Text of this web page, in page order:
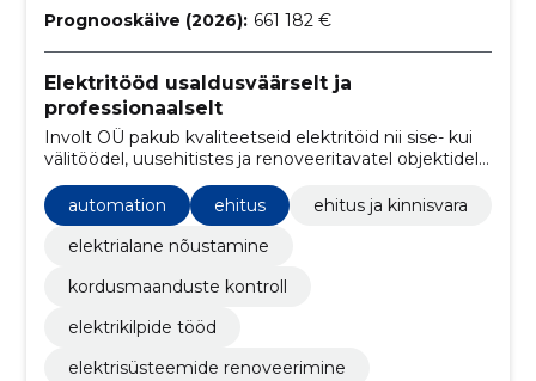
Prognooskäive (2026): 661 182 €
Elektritööd usaldusväärselt ja
professionaalselt
Involt OÜ pakub kvaliteetseid elektritöid nii sise- kui
välitöödel, uusehitistes ja renoveeritavatel objektidel.
Meie missioon on tagada klientidele terviklik ja
usaldusväärne teenus alates projektist kuni
lõpphäälestuseni
automation ehitus
ehitus ja kinnisvara
elektrialane nõustamine
kordusmaanduste kontroll
elektrikilpide tööd
elektrisüsteemide renoveerimine